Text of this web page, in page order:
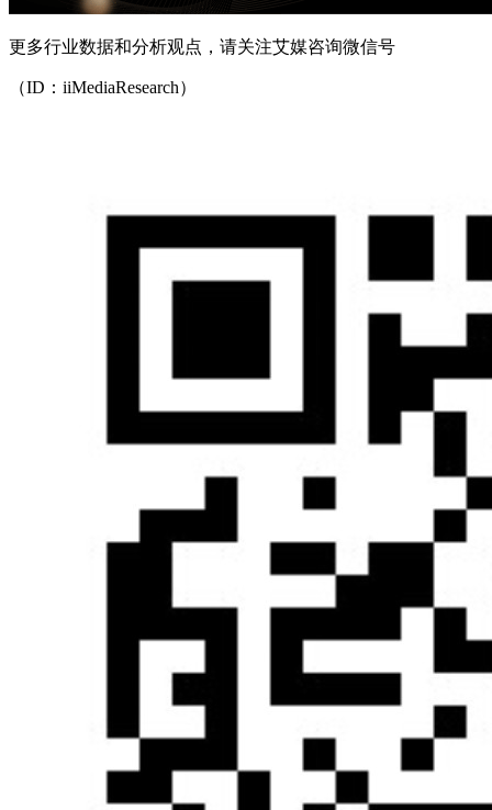
更多行业数据和分析观点，请关注艾媒咨询微信号
（ID：iiMediaResearch）